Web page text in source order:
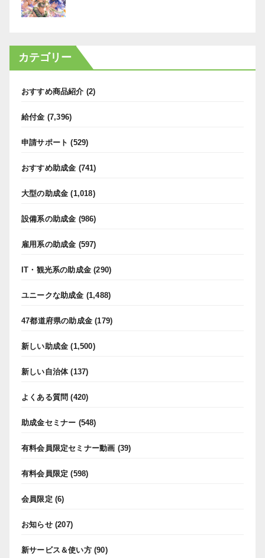
カテゴリー
おすすめ商品紹介 (2)
給付金 (7,396)
申請サポート (529)
おすすめ助成金 (741)
大型の助成金 (1,018)
設備系の助成金 (986)
雇用系の助成金 (597)
IT・観光系の助成金 (290)
ユニークな助成金 (1,488)
47都道府県の助成金 (179)
新しい助成金 (1,500)
新しい自治体(137)
よくある質問 (420)
助成金セミナー (548)
有料会員限定セミナー動画 (39)
有料会員限定 (598)
会員限定 (6)
お知らせ(207)
新サービス＆使い方(90)